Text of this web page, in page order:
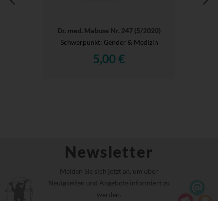
Dr. med. Mabuse Nr. 247 (5/2020)
Schwerpunkt: Gender & Medizin
5,00 €
Newsletter
Melden Sie sich jetzt an, um über
Neuigkeiten und Angebote informiert zu
werden.